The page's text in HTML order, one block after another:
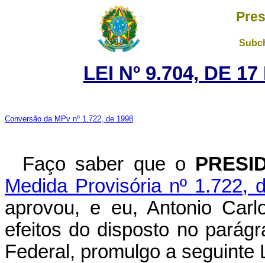
LEI Nº 9.704, DE
Conversão da MPv nº 1.722, de 1998
Faço saber que o
Medida Provisória nº 1.722,
aprovou, e eu, Antonio
efeitos do disposto no
Federal, promulgo a seguinte